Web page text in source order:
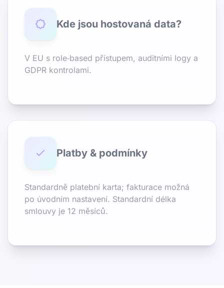
Kde jsou hostovaná data?
V EU s role‑based přístupem, auditními logy a
GDPR kontrolami.
Platby & podmínky
Standardně platební karta; fakturace možná
po úvodním nastavení. Standardní délka
smlouvy je 12 měsíců.